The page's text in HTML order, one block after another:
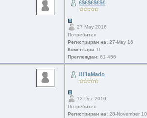
£$£$£$£$£
27 May 2016
Потребител
Регистриран на: 27-May 16
Коментари: 0
Преглеждан: 61 456
!!!1aMado
12 Dec 2010
Потребител
Регистриран на: 28-November 10